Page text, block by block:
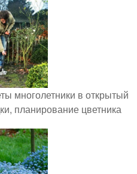
многолетники в открытый
планирование цветника